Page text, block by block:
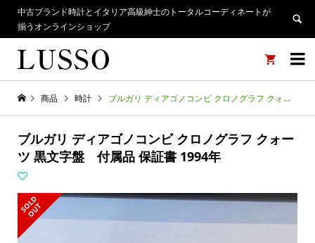
中古ブランド時計とイタリア高級紳士のトータルコーディネートが
揃うオンラインショップ


商品 時計 ブルガリ ディアゴノコンビ クロノグラフ クォーツ 黒文字盤 付属品 保証書 1994年
ブルガリ ディアゴノコンビ クロノグラフ クォー
ツ 黒文字盤 付属品 保証書 1994年
S
O
L
D
O
U
T